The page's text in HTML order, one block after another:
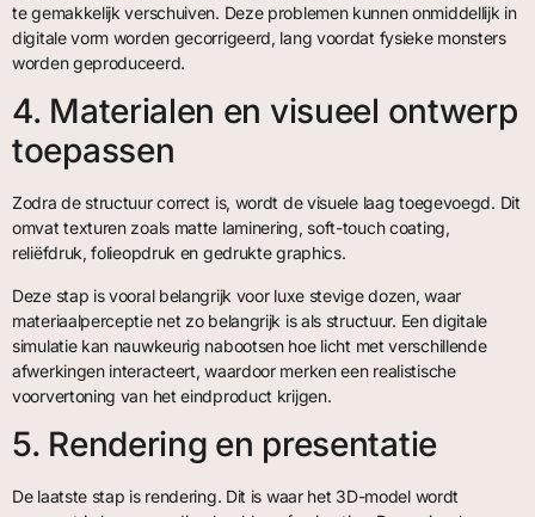
te gemakkelijk verschuiven. Deze problemen kunnen onmiddellijk in
digitale vorm worden gecorrigeerd, lang voordat fysieke monsters
worden geproduceerd.
4. Materialen en visueel ontwerp
toepassen
Zodra de structuur correct is, wordt de visuele laag toegevoegd. Dit
omvat texturen zoals matte laminering, soft-touch coating,
reliëfdruk, folieopdruk en gedrukte graphics.
Deze stap is vooral belangrijk voor luxe stevige dozen, waar
materiaalperceptie net zo belangrijk is als structuur. Een digitale
simulatie kan nauwkeurig nabootsen hoe licht met verschillende
afwerkingen interacteert, waardoor merken een realistische
voorvertoning van het eindproduct krijgen.
5. Rendering en presentatie
De laatste stap is rendering. Dit is waar het 3D-model wordt